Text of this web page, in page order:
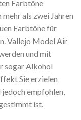
Farbtöne
als zwei Jahren
Farbtöne für
Vallejo Model Air
und mit
sogar Alkohol
Sie erzielen
empfohlen,
ist.